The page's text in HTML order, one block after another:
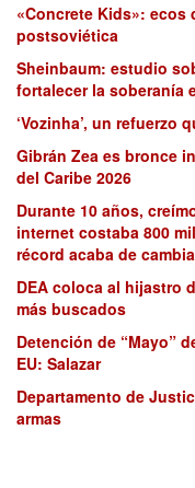
«Concrete Kids»: ecos
postsoviética
Sheinbaum: estudio
fortalecer la soberanía
‘Vozinha’, un refuerzo
Gibrán Zea es bronce
del Caribe 2026
Durante 10 años,
internet costaba 800
récord acaba de
DEA coloca al hijastro
más buscados
Detención de “Mayo”
EU: Salazar
Departamento de
armas